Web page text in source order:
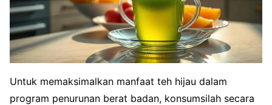
Untuk memaksimalkan manfaat teh hijau dalam
program penurunan berat badan, konsumsilah secara